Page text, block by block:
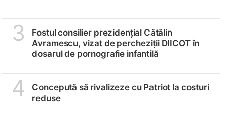
3
Fostul consilier prezidențial Cătălin
Avramescu, vizat de percheziții DIICOT în
dosarul de pornografie infantilă
4
Concepută să rivalizeze cu Patriot la costuri
reduse